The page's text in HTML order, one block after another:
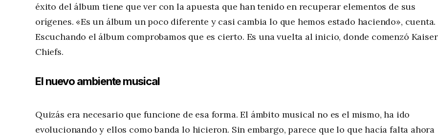
éxito del álbum tiene que ver con la apuesta que han tenido en recuperar elementos de sus
orígenes. «Es un álbum un poco diferente y casi cambia lo que hemos estado haciendo», cuenta.
Escuchando el álbum comprobamos que es cierto. Es una vuelta al inicio, donde comenzó Kaiser
Chiefs.
El nuevo ambiente musical
Quizás era necesario que funcione de esa forma. El ámbito musical no es el mismo, ha ido
evolucionando y ellos como banda lo hicieron. Sin embargo, parece que lo que hacía falta ahora